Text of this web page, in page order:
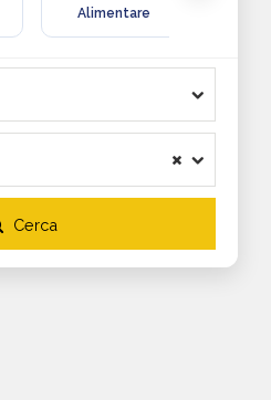
Alimentare
Cerca